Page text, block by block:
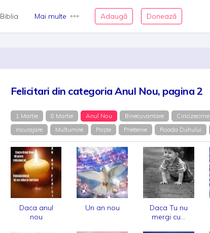
Biblia Mai multe Adaugă Donează
Felicitari din categoria Anul Nou, pagina 2
1 Martie 8 Martie Anul Nou Binecuvantare Cincizecime
Incurajare
Multumire Paște Prietenie Roada Duhului
Daca anul
nou
Un an nou
Daca Tu nu
mergi cu...